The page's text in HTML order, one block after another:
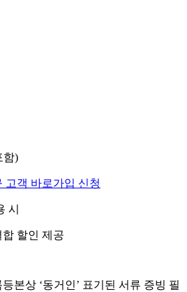
함)
고객 바로가입 신청
시
할인 제공
본상 ‘동거인’ 표기된 서류 증빙 필